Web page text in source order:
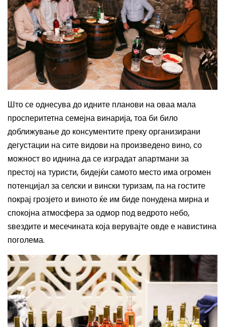
Што се однесува до идните планови на оваа мала
просперитетна семејна винарија,тоа би било
доближување до консументите преку организирани
дегустации на сите видови на произведено вино, со
можност во иднина да се изградат апартмани за
престој на туристи, бидејќи самото место има огромен
потенцијал за селски и вински туризам, па на гостите
покрај грозјето и виното ќе им биде понудена мирна и
спокојна атмосфера за одмор под ведрото небо,
ѕвездите и месечината која верувајте овде е навистина
поголема.